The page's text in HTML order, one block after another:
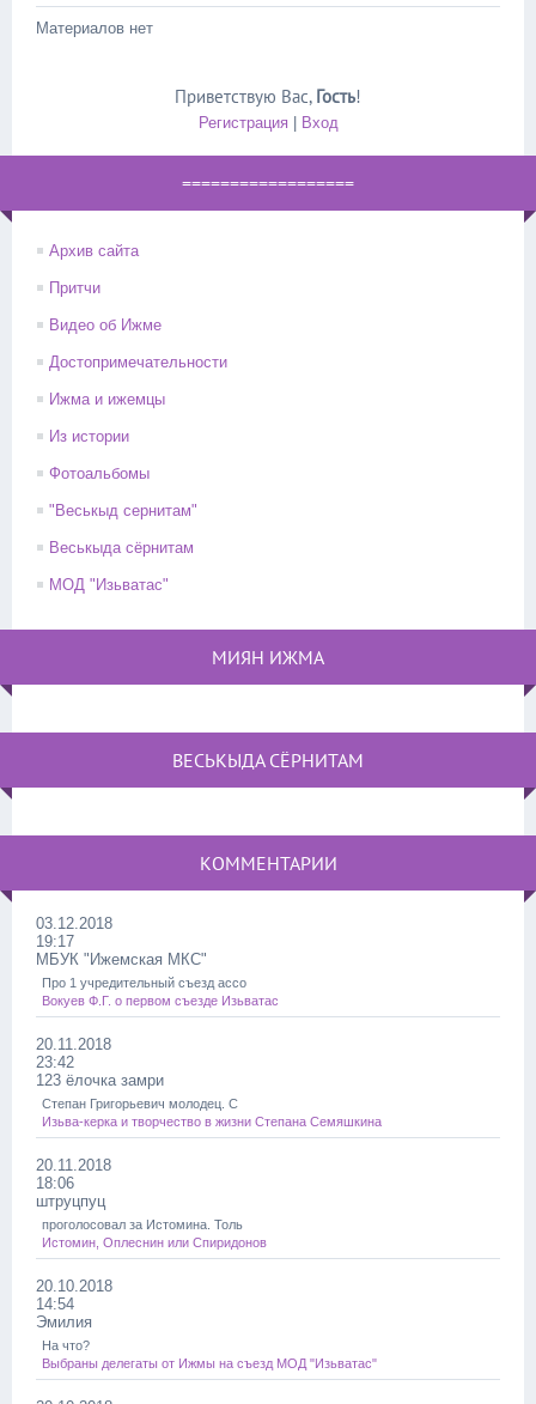
Материалов нет
Приветствую Вас, Гость!
Регистрация| Вход
==================
Архив сайта
Притчи
Видео об Ижме
Достопримечательности
Ижма и ижемцы
Из истории
Фотоальбомы
"Веськыд сернитам"
Веськыда сёрнитам
МОД "Изьватас"
МИЯН ИЖМА
ВЕСЬКЫДА СЁРНИТАМ
КОММЕНТАРИИ
03.12.2018
19:17
МБУК "Ижемская МКС"
Про 1 учредительный съезд ассо
Вокуев Ф.Г. о первом съезде Изьватас
20.11.2018
23:42
123 ёлочка замри
Степан Григорьевич молодец. С
Изьва-керка и творчество в жизни Степана Семяшкина
20.11.2018
18:06
штруцпуц
проголосовал за Истомина. Толь
Истомин, Оплеснин или Спиридонов
20.10.2018
14:54
Эмилия
На что?
Выбраны делегаты от Ижмы на съезд МОД "Изьватас"